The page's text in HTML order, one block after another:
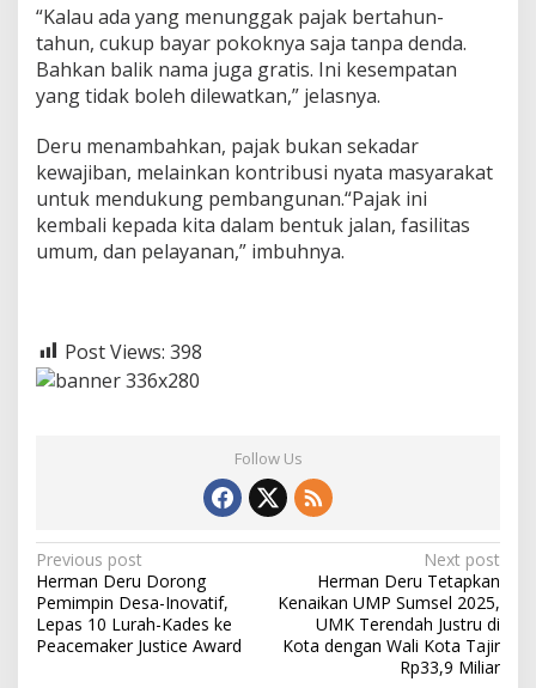
k
K
e
n
d
r
a
n
“Kalau ada yang menunggak pajak bertahun-
tahun, cukup bayar pokoknya saja tanpa denda.
Bahkan balik nama juga gratis. Ini kesempatan
yang tidak boleh dilewatkan,” jelasnya.
Deru menambahkan, pajak bukan sekadar
kewajiban, melainkan kontribusi nyata masyarakat
untuk mendukung pembangunan.“Pajak ini
kembali kepada kita dalam bentuk jalan, fasilitas
umum, dan pelayanan,” imbuhnya.
Post Views: 398
Follow Us
P
o
s
t
Previous post
Herman Deru Dorong
Pemimpin Desa-Inovatif,
Lepas 10 Lurah-Kades ke
Peacemaker Justice Award
Next post
Herman Deru Tetapkan
Kenaikan UMP Sumsel 2025,
UMK Terendah Justru di
Kota dengan Wali Kota Tajir
Rp33,9 Miliar